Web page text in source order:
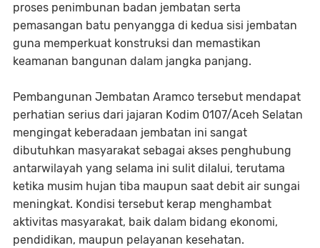
proses penimbunan badan jembatan serta
pemasangan batu penyangga di kedua sisi jembatan
guna memperkuat konstruksi dan memastikan
keamanan bangunan dalam jangka panjang.
Pembangunan Jembatan Aramco tersebut mendapat
perhatian serius dari jajaran Kodim 0107/Aceh Selatan
mengingat keberadaan jembatan ini sangat
dibutuhkan masyarakat sebagai akses penghubung
antarwilayah yang selama ini sulit dilalui, terutama
ketika musim hujan tiba maupun saat debit air sungai
meningkat. Kondisi tersebut kerap menghambat
aktivitas masyarakat, baik dalam bidang ekonomi,
pendidikan, maupun pelayanan kesehatan.